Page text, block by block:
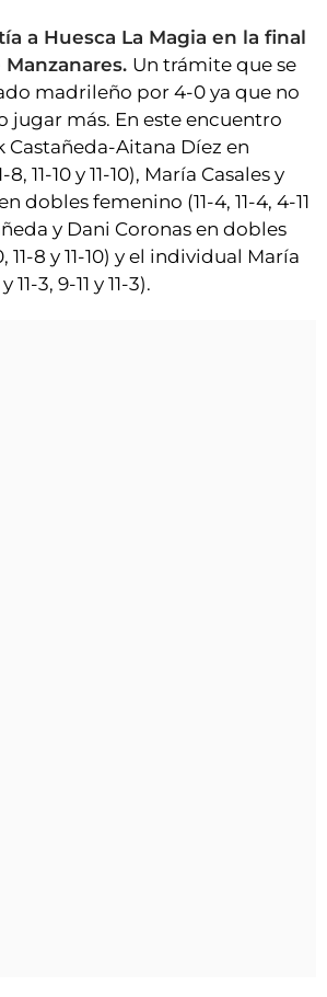
a Huesca La Magia en la final
Un trámite que se
madrileño por 4-0 ya que no
jugar más. En este encuentro
Castañeda-Aitana Díez en
11-10 y 11-10), María Casales y
dobles femenino (11-4, 11-4, 4-11
y Dani Coronas en dobles
11-8 y 11-10) y el individual María
11-3, 9-11 y 11-3).